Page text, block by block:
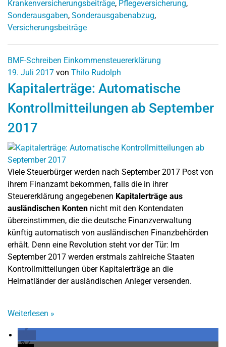
Krankenversicherungsbeiträge, Pflegeversicherung,
Sonderausgaben, Sonderausgabenabzug,
Versicherungsbeiträge
BMF-Schreiben Einkommensteuererklärung
19. Juli 2017 von Thilo Rudolph
Kapitalerträge: Automatische
Kontrollmitteilungen ab September
2017
Viele Steuerbürger werden nach September 2017 Post von
ihrem Finanzamt bekommen, falls die in ihrer
Steuererklärung angegebenen Kapitalerträge aus
ausländischen Konten nicht mit den Kontendaten
übereinstimmen, die die deutsche Finanzverwaltung
künftig automatisch von ausländischen Finanzbehörden
erhält. Denn eine Revolution steht vor der Tür: Im
September 2017 werden erstmals zahlreiche Staaten
Kontrollmitteilungen über Kapitalerträge an die
Heimatländer der ausländischen Anleger versenden.
Weiterlesen »